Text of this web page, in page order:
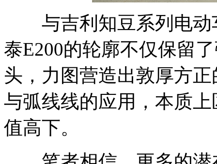
与吉利知豆系列电动
泰E200的轮廓不仅保留
头，力图营造出敦厚方
与弧线线的应用，本质
值高下。